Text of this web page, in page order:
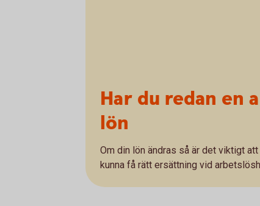
Har du redan en
lön
Om din lön ändras så är det viktigt
kunna få rätt ersättning vid